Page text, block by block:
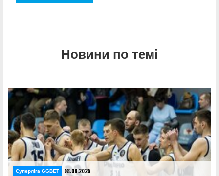
Новини по темі
Суперліга GGBET 08.08.2026